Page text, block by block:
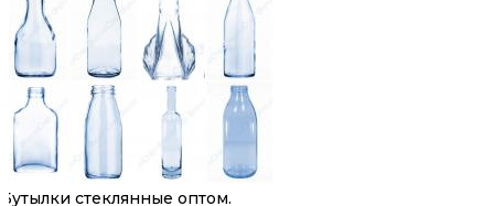
Бутылки стеклянные оптом.